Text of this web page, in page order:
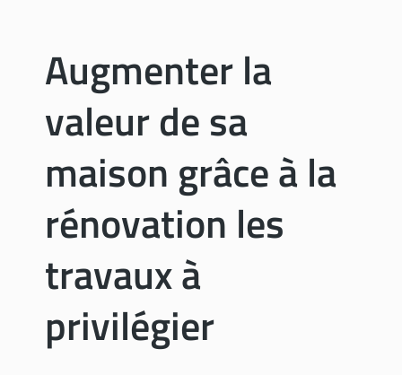
a
t
a
e
d
e
a
d
i
n
c
n
o
r
Augmenter la
valeur de sa
maison grâce à la
rénovation les
travaux à
privilégier